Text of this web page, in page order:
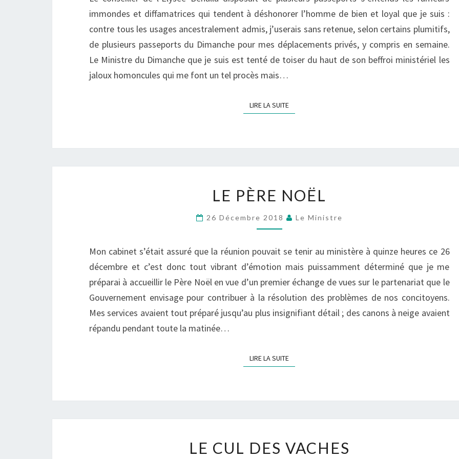
PAS
immondes et diffamatrices qui tendent à déshonorer l’homme de bien et loyal que je suis :
contre tous les usages ancestralement admis, j’userais sans retenue, selon certains plumitifs,
de plusieurs passeports du Dimanche pour mes déplacements privés, y compris en semaine.
Le Ministre du Dimanche que je suis est tenté de toiser du haut de son beffroi ministériel les
jaloux homoncules qui me font un tel procès mais…
LIRE LA SUITELIRE LA SUITE
PÈRE
NOËL
LE PÈRE NOËL
26 Décembre 2018 Le Ministre
Mon cabinet s’était assuré que la réunion pouvait se tenir au ministère à quinze heures ce 26
décembre et c’est donc tout vibrant d’émotion mais puissamment déterminé que je me
préparai à accueillir le Père Noël en vue d’un premier échange de vues sur le partenariat que le
Gouvernement envisage pour contribuer à la résolution des problèmes de nos concitoyens.
Mes services avaient tout préparé jusqu’au plus insignifiant détail ; des canons à neige avaient
répandu pendant toute la matinée…
LIRE LA SUITELIRE LA SUITE
CUL
LE CUL DES VACHES